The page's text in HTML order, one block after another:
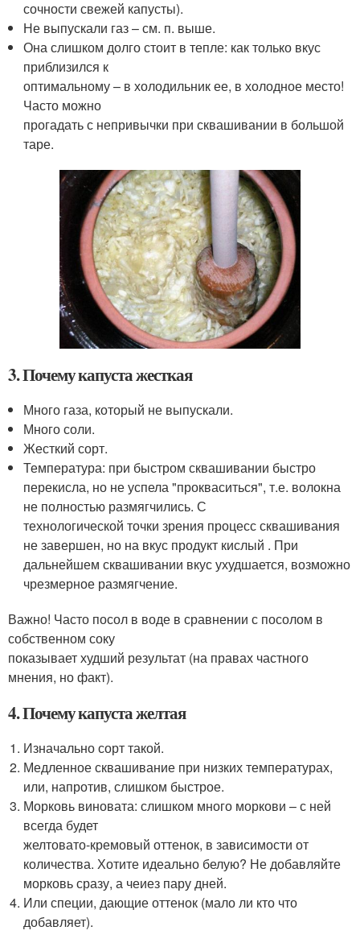
сочности свежей капусты).
Не выпускали газ – см. п. выше.
Она слишком долго стоит в тепле: как только вкус
приблизился к
оптимальному – в холодильник ее, в холодное место!
Часто можно
прогадать с непривычки при сквашивании в большой
таре.
3. Почему капуста жесткая
Много газа, который не выпускали.
Много соли.
Жесткий сорт.
Температура: при быстром сквашивании быстро
перекисла, но не успела "прокваситься", т.е. волокна
не полностью размягчились. С
технологической точки зрения процесс сквашивания
не завершен, но на вкус продукт кислый . При
дальнейшем сквашивании вкус ухудшается, возможно
чрезмерное размягчение.
Важно! Часто посол в воде в сравнении с посолом в
собственном соку
показывает худший результат (на правах частного
мнения, но факт).
4. Почему капуста желтая
Изначально сорт такой.
Медленное сквашивание при низких температурах,
или, напротив, слишком быстрое.
Морковь виновата: слишком много моркови – с ней
всегда будет
желтовато-кремовый оттенок, в зависимости от
количества. Хотите идеально белую? Не добавляйте
морковь сразу, а чеиез пару дней.
Или специи, дающие оттенок (мало ли кто что
добавляет).